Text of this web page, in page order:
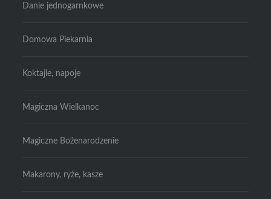
Danie jednogarnkowe
Domowa Piekarnia
Koktajle, napoje
Magiczna Wielkanoc
Magiczne Bożenarodzenie
Makarony, ryże, kasze